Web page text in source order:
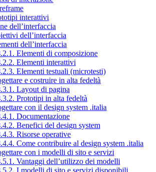
interattivi
dell’interfaccia
dell’interfaccia
dell’interfaccia
Elementi di composizione
Elementi interattivi
Elementi testuali (microtesti)
e costruire in alta fedeltà
Layout di pagina
Prototipi in alta fedeltà
con il design system .italia
Documentazione
Benefici del design system
Risorse operative
Come contribuire al design system .italia
con i modelli di sito e servizi
Vantaggi dell’utilizzo dei modelli
I modelli di sito e servizi disponibili